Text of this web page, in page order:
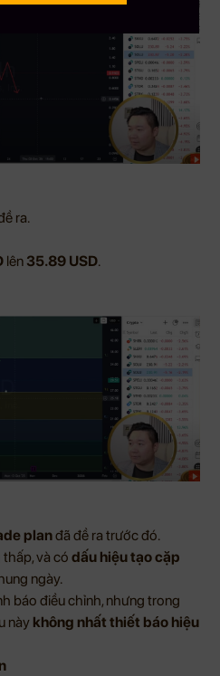
ra.
lên 35.89 USD.
planđã đề ra trước đó.
thấp, và có dấu hiệu tạo cặp
ngày.
báo điều chỉnh, nhưng trong
này không nhất thiết báo hiệu